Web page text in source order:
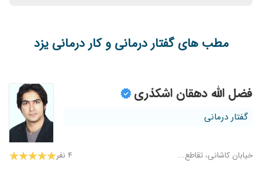
مطب های گفتار درمانی و کار درمانی یزد
فضل الله دهقان اشکذری
گفتار درمانی
خیابان کاشانی، تقاطع... ۴ نفر